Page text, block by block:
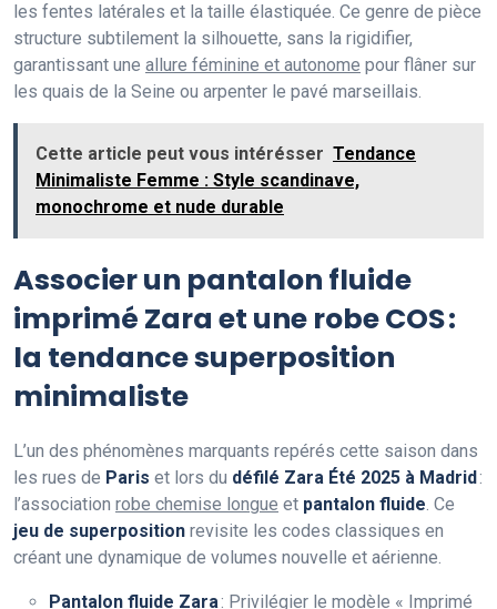
les fentes latérales et la taille élastiquée. Ce genre de pièce
structure subtilement la silhouette, sans la rigidifier,
garantissant une allure féminine et autonome pour flâner sur
les quais de la Seine ou arpenter le pavé marseillais.
Cette article peut vous intérésser Tendance
Minimaliste Femme : Style scandinave,
monochrome et nude durable
Associer un pantalon fluide
imprimé Zara et une robe COS :
la tendance superposition
minimaliste
L’un des phénomènes marquants repérés cette saison dans
les rues de Paris et lors du défilé Zara Été 2025 à Madrid :
l’association robe chemise longue et pantalon fluide. Ce
jeu de superposition revisite les codes classiques en
créant une dynamique de volumes nouvelle et aérienne.
Pantalon fluide Zara: Privilégier le modèle « Imprimé